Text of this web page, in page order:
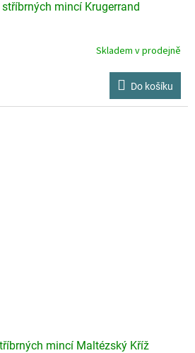
mincí Krugerrand
Skladem v prodejně
Do košíku
mincí Maltézský Kříž